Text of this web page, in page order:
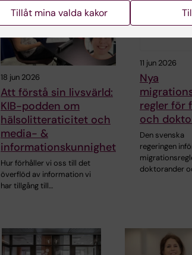
18 jun 2026
Att förstå sin livsvärld:
KIB-podden om
hälsolitteraticitet och
media- &
informationskunnighet
Hur förhåller vi oss till det
överflöd av information vi
har tillgång till…
11 jun 2026
Nya
regler för
och
Den svenska
regeringen
doktorander
Tillåt mina valda kakor